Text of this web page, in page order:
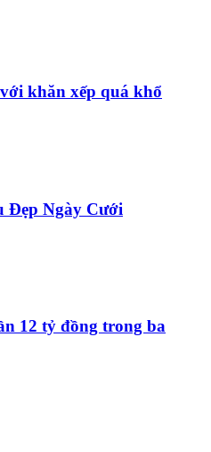
khăn xếp quá khổ
Đẹp Ngày Cưới
12 tỷ đồng trong ba